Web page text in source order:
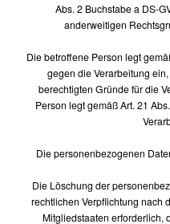
Abs. 2 Buchstabe a DS-
anderweitigen
Die betroffene Person legt
gegen die Verarbeitung
berechtigten Gründe für die
Person legt gemäß Art. 21
Die personenbezogenen
Die Löschung der
rechtlichen Verpflichtung nach
Mitgliedstaaten erforderlich,